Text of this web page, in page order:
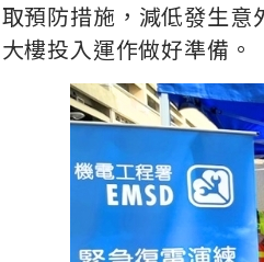
取預防措施，減低發生
大樓投入運作做好準備。